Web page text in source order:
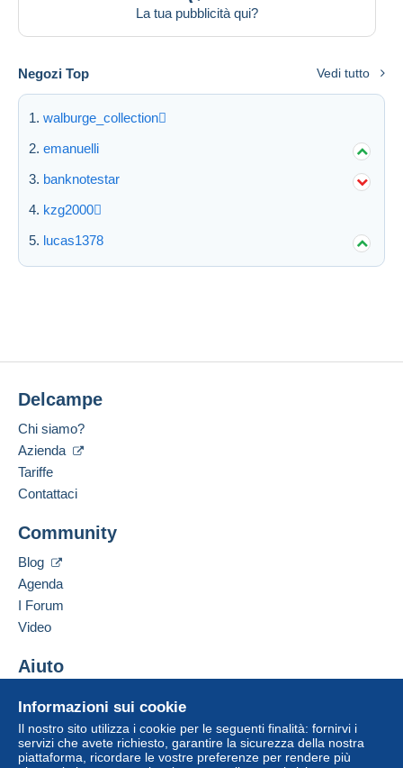
La tua pubblicità qui?
Negozi Top Vedi tutto
walburge_collection
emanuelli
banknotestar
kzg2000
lucas1378
Informazioni sui cookie
Il nostro sito utilizza i cookie per le seguenti finalità: fornirvi i
servizi che avete richiesto, garantire la sicurezza della nostra
piattaforma, ricordare le vostre preferenze per rendere più
Delcampe
Chi siamo?
Azienda
Tariffe
Contattaci
Community
Blog
Agenda
I Forum
Video
Aiuto
Acquistare su Delcampe
Vendere su Delcampe
Un sito sicuro